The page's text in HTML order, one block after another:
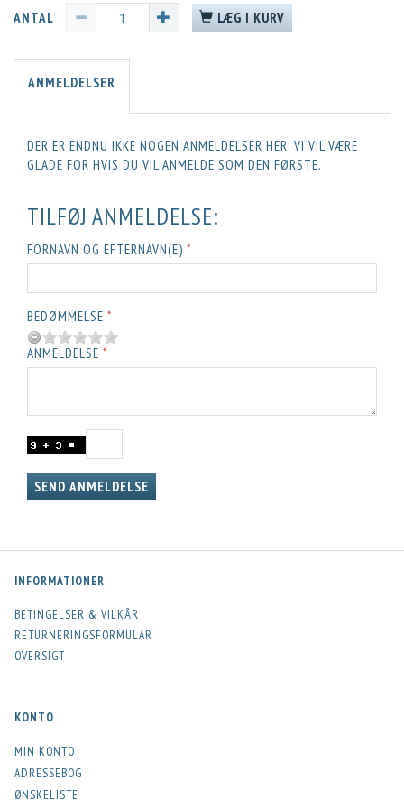
ANTAL LÆG I KURV
ANMELDELSER
DER ER ENDNU IKKE NOGEN ANMELDELSER HER. VI VIL VÆRE
GLADE FOR HVIS DU VIL ANMELDE SOM DEN FØRSTE.
TILFØJ ANMELDELSE:
FORNAVN OG EFTERNAVN(E)
BEDØMMELSE
ANMELDELSE
SEND ANMELDELSE
INFORMATIONER
BETINGELSER & VILKÅR
RETURNERINGSFORMULAR
OVERSIGT
KONTO
MIN KONTO
ADRESSEBOG
ØNSKELISTE